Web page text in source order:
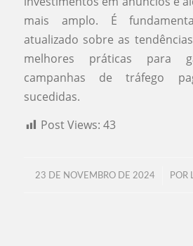
mais amplo. É
atualizado sobre as
melhores práticas para
campanhas de tráfego
sucedidas.
Post Views: 43
23 DE NOVEMBRO DE 2024
/ POR